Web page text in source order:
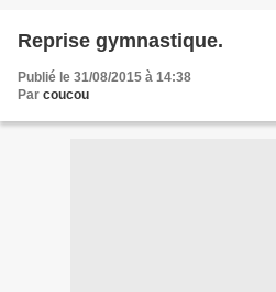
Reprise gymnastique.
Publié le 31/08/2015 à 14:38
Par coucou